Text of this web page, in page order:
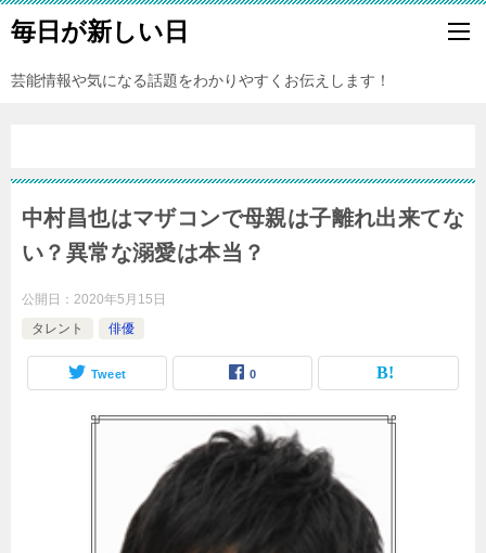
毎日が新しい日
芸能情報や気になる話題をわかりやすくお伝えします！
中村昌也はマザコンで母親は子離れ出来てな
い？異常な溺愛は本当？
公開日： 2020年5月15日
タレント
俳優
Tweet 0